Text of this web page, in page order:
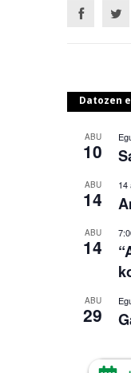
Datozen
ABU
10
ABU
14
14
ABU
14
ABU
29